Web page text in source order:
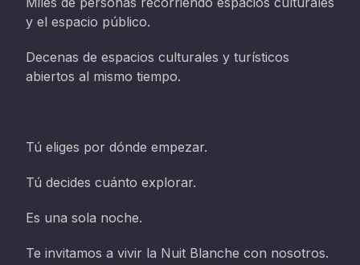
y el espacio público.
Decenas de espacios culturales y turísticos
abiertos al mismo tiempo.
Tú eliges por dónde empezar.
Tú decides cuánto explorar.
Es una sola noche.
Te invitamos a vivir la Nuit Blanche con nosotros.